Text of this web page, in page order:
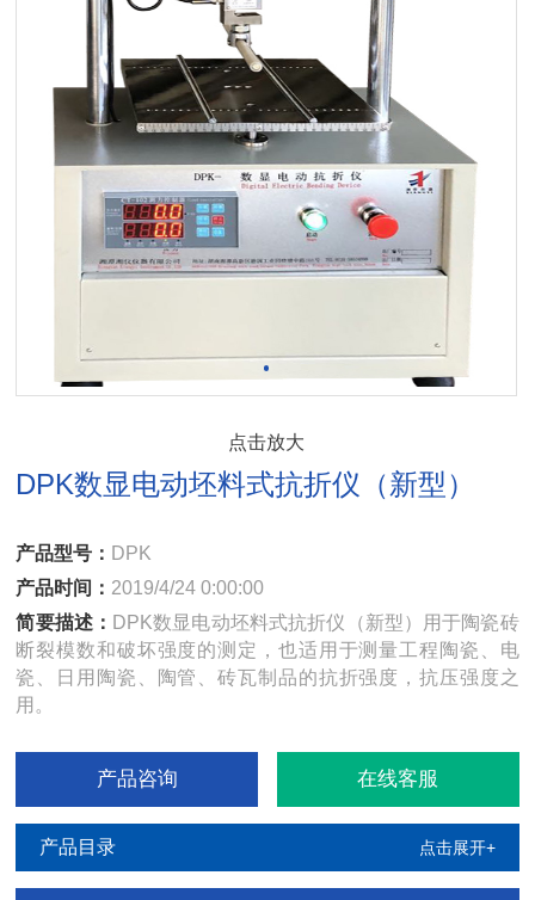
点击放大
DPK数显电动坯料式抗折仪（新型）
产品型号： DPK
产品时间： 2019/4/24 0:00:00
简要描述： DPK数显电动坯料式抗折仪（新型）用于陶瓷砖
断裂模数和破坏强度的测定，也适用于测量工程陶瓷、电
瓷、日用陶瓷、陶管、砖瓦制品的抗折强度，抗压强度之
用。
产品咨询 在线客服
产品目录 点击展开+